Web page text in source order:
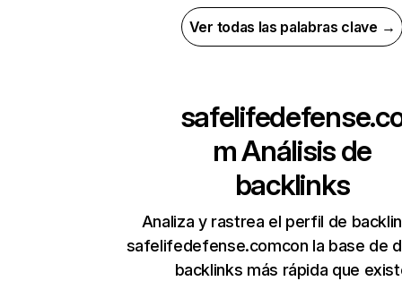
Ver todas las palabras clave →
mAnálisis de
backlinks
Analiza y rastrea el perfil de
safelifedefense.comcon la base de
backlinks más rápida que